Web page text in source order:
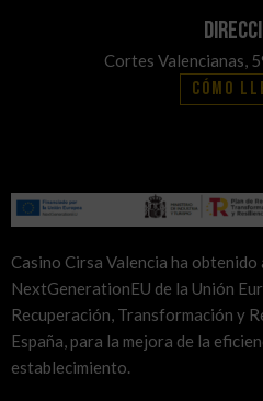
Cortes Valencianas,
Cómo
Casino Cirsa Valencia ha
NextGenerationEU de la Unión
Recuperación, Transformación y
España, para la mejora de la
establecimiento.